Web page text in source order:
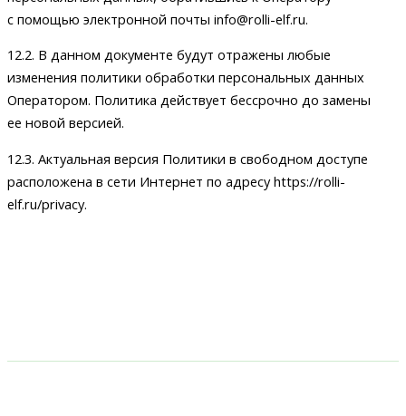
с помощью электронной почты info@rolli-elf.ru.
12.2. В данном документе будут отражены любые
изменения политики обработки персональных данных
Оператором. Политика действует бессрочно до замены
ее новой версией.
12.3. Актуальная версия Политики в свободном доступе
расположена в сети Интернет по адресу https://rolli-
elf.ru/privacy.